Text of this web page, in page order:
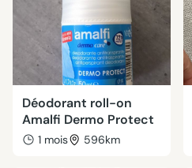
Déodorant roll-on
Amalfi Dermo Protect
1 mois 596km